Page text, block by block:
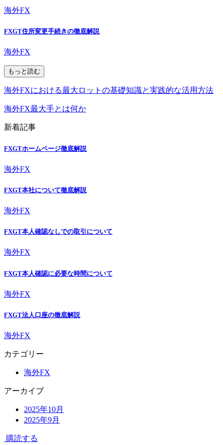
海外FX
FXGT住所変更手続きの徹底解説
海外FX
もっと読む
海外FXにおける最大ロットの基礎知識と実践的な活用方法
海外FX最大手とは何か
新着記事
FXGTホームページ徹底解説
海外FX
FXGT本社について徹底解説
海外FX
FXGT本人確認なしでの取引について
海外FX
FXGT本人確認に必要な時間について
海外FX
FXGT法人口座の徹底解説
海外FX
カテゴリー
海外FX
アーカイブ
2025年10月
2025年9月
購読する